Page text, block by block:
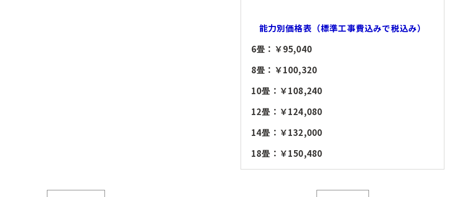
能力別価格表（標準工事費込みで税込み）
6畳：￥95,040
8畳：￥100,320
10畳：￥108,240
12畳：￥124,080
14畳：￥132,000
18畳：￥150,480